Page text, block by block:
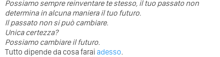
Possiamo sempre reinventare te stesso, il tuo passato non
determina in alcuna maniera il tuo futuro. ⁣
⁣Il passato non si può cambiare.
Unica certezza?
Possiamo cambiare il futuro.
Tutto dipende da cosa farai adesso.